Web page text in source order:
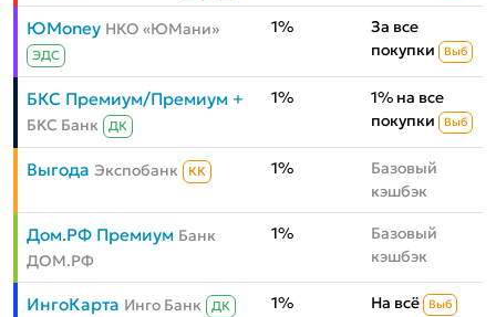
ЮMoney НКО «ЮМани»
ЭДС
1%
За все
покупки
Выб
БКС Премиум/Премиум +
БКС Банк ДК
1%
1% на все
покупки
Выб
Выгода Экспобанк КК 1%
Базовый
кэшбэк
Дом.РФ Премиум Банк
ДОМ.РФ
1%
Базовый
кэшбэк
ИнгоКарта Инго Банк ДК 1% На всё Выб